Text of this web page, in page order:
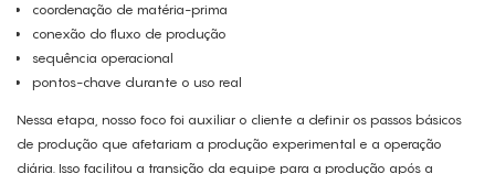
coordenação de matéria-prima
conexão do fluxo de produção
sequência operacional
pontos-chave durante o uso real
Nessa etapa, nosso foco foi auxiliar o cliente a definir os passos básicos
de produção que afetariam a produção experimental e a operação
diária. Isso facilitou a transição da equipe para a produção após a